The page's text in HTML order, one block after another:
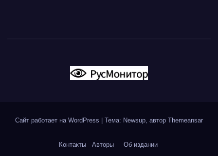
Сайт работает на WordPress Тема: Newsup, автор Themeansar
Контакты Авторы Об издании